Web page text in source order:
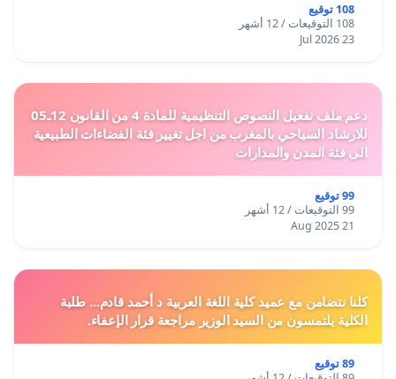
108 توقيع
108 التوقيعات / 12 أشهر
23 Jul 2026
دعم ملف تفعيل النصوص التنظيمية للمادة 4 من القانون 12ـ05
للارشاد السياحي بالمغرب من اجل تغيير فئة الفضاءات الطبيعية
الى فئة المدن والمدارات
99 توقيع
99 التوقيعات / 12 أشهر
21 Aug 2025
كلنا نتضامن مع عميد كلية اللغة العربية د أحمد قادم... طلبة
الكلية يلتمسون من السيد الوزير مراجعة قرار الإعفاء.
89 توقيع